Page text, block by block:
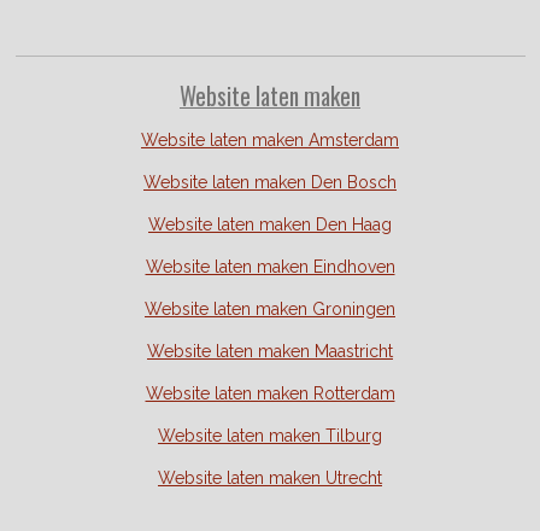
Website laten maken
Website laten maken Amsterdam
Website laten maken Den Bosch
Website laten maken Den Haag
Website laten maken Eindhoven
Website laten maken Groningen
Website laten maken Maastricht
Website laten maken Rotterdam
Website laten maken Tilburg
Website laten maken Utrecht